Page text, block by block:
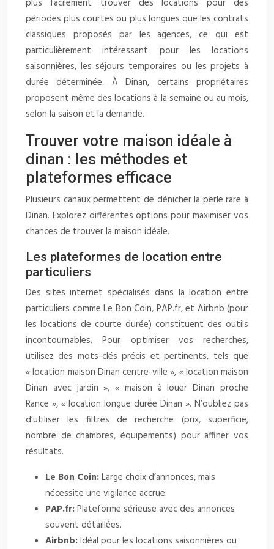
plus facilement trouver des locations pour des
périodes plus courtes ou plus longues que les contrats
classiques proposés par les agences, ce qui est
particulièrement intéressant pour les locations
saisonnières, les séjours temporaires ou les projets à
durée déterminée. À Dinan, certains propriétaires
proposent même des locations à la semaine ou au mois,
selon la saison et la demande.
Trouver votre maison idéale à
dinan : les méthodes et
plateformes efficace
Plusieurs canaux permettent de dénicher la perle rare à
Dinan. Explorez différentes options pour maximiser vos
chances de trouver la maison idéale.
Les plateformes de location entre
particuliers
Des sites internet spécialisés dans la location entre
particuliers comme Le Bon Coin, PAP.fr, et Airbnb (pour
les locations de courte durée) constituent des outils
incontournables. Pour optimiser vos recherches,
utilisez des mots-clés précis et pertinents, tels que
« location maison Dinan centre-ville », « location maison
Dinan avec jardin », « maison à louer Dinan proche
Rance », « location longue durée Dinan ». N’oubliez pas
d’utiliser les filtres de recherche (prix, superficie,
nombre de chambres, équipements) pour affiner vos
résultats.
Le Bon Coin:Large choix d’annonces, mais
nécessite une vigilance accrue.
PAP.fr:Plateforme sérieuse avec des annonces
souvent détaillées.
Airbnb:Idéal pour les locations saisonnières ou